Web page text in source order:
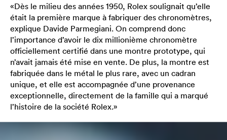
«Dès le milieu des années 1950, Rolex soulignait qu’elle
était la première marque à fabriquer des chronomètres,
explique Davide Parmegiani. On comprend donc
l’importance d’avoir le dix millionième chronomètre
officiellement certifié dans une montre prototype, qui
n’avait jamais été mise en vente. De plus, la montre est
fabriquée dans le métal le plus rare, avec un cadran
unique, et elle est accompagnée d’une provenance
exceptionnelle, directement de la famille qui a marqué
l’histoire de la société Rolex.»